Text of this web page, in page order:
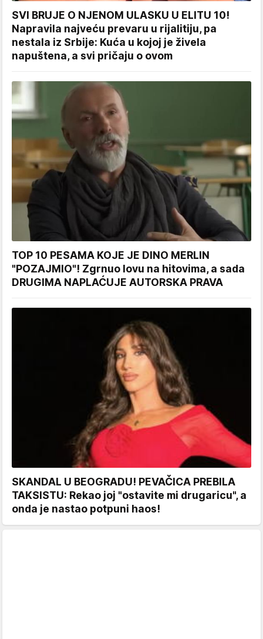
SVI BRUJE O NJENOM ULASKU U ELITU 10!
Napravila najveću prevaru u rijalitiju, pa
nestala iz Srbije: Kuća u kojoj je živela
napuštena, a svi pričaju o ovom
TOP 10 PESAMA KOJE JE DINO MERLIN
"POZAJMIO"! Zgrnuo lovu na hitovima, a sada
DRUGIMA NAPLAĆUJE AUTORSKA PRAVA
SKANDAL U BEOGRADU! PEVAČICA PREBILA
TAKSISTU: Rekao joj "ostavite mi drugaricu", a
onda je nastao potpuni haos!